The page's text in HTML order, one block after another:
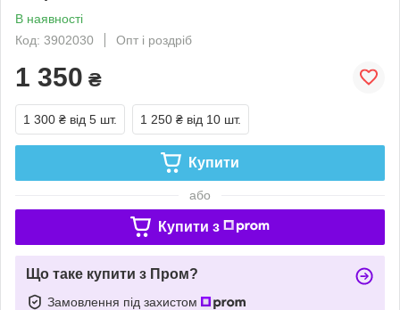
В наявності
Код: 3902030
Опт і роздріб
1 350 ₴
1 300 ₴ від 5 шт. 1 250 ₴ від 10 шт.
Купити
або
Купити з
Що таке купити з Пром?
Замовлення під захистом